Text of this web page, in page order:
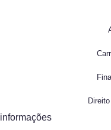
informações